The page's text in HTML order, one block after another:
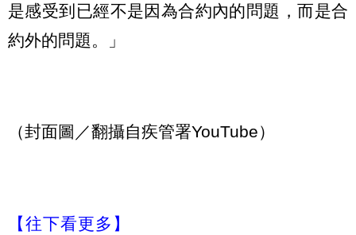
是感受到已經不是因為合約內的問題，而是合
約外的問題。」
（封面圖／翻攝自疾管署YouTube）
【往下看更多】